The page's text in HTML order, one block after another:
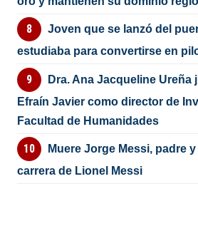
Joven que se lanzó del
estudiaba para convertirse en
Dra. Ana Jacqueline Ureña
Efraín Javier como director de
Facultad de Humanidades
Muere Jorge Messi, padre
carrera de Lionel Messi